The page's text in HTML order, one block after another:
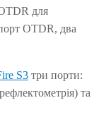
для
OTDR, два
S3 три порти:
та